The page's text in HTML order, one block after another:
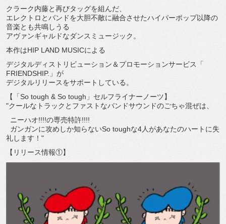
クラーク内藤と再びタッグを組んだ、
エレクトロとバンドを大胆不敵に融合させたハイパーポップ以降の
音楽とも共鳴しうる
アヴァンギャルドなダンスミュージック。
本作はHIP LAND MUSICによる
デジタルディストリビューション＆プロモーションサービス「
FRIENDSHIP.」が
デジタルリリースをサポートしている。
【「So tough & So tough」セルフライナーノーツ】
"クールなトラックとファストなバンドサウンドのごちゃ混ぜは、
ニーハオ!!!!の専売特許!!!!
ガンガンに攻めしか知らないSo toughな4人があなたのハートに失
礼します！"
【リリース情報①】